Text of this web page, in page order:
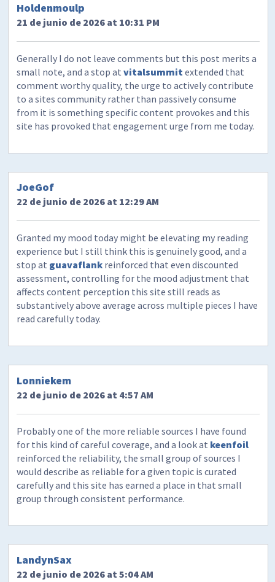
Holdenmoulp
21 de junio de 2026 at 10:31 PM
Generally I do not leave comments but this post merits a
small note, and a stop atvitalsummitextended that
comment worthy quality, the urge to actively contribute
to a sites community rather than passively consume
from it is something specific content provokes and this
site has provoked that engagement urge from me today.
JoeGof
22 de junio de 2026 at 12:29 AM
Granted my mood today might be elevating my reading
experience but I still think this is genuinely good, and a
stop at guavaflank reinforced that even discounted
assessment, controlling for the mood adjustment that
affects content perception this site still reads as
substantively above average across multiple pieces I have
read carefully today.
Lonniekem
22 de junio de 2026 at 4:57 AM
Probably one of the more reliable sources I have found
for this kind of careful coverage, and a look at keenfoil
reinforced the reliability, the small group of sources I
would describe as reliable for a given topic is curated
carefully and this site has earned a place in that small
group through consistent performance.
LandynSax
22 de junio de 2026 at 5:04 AM